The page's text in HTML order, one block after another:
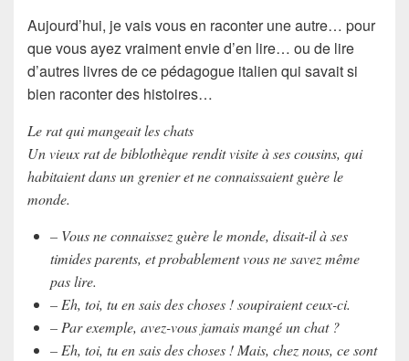
Aujourd’hui, je vais vous en raconter une autre… pour
que vous ayez vraiment envie d’en lire… ou de lire
d’autres livres de ce pédagogue italien qui savait si
bien raconter des histoires…
Le rat qui mangeait les chats
Un vieux rat de biblothèque rendit visite à ses cousins, qui
habitaient dans un grenier et ne connaissaient guère le
monde.
– Vous ne connaissez guère le monde, disait-il à ses
timides parents, et probablement vous ne savez même
pas lire.
– Eh, toi, tu en sais des choses ! soupiraient ceux-ci.
– Par exemple, avez-vous jamais mangé un chat ?
– Eh, toi, tu en sais des choses ! Mais, chez nous, ce sont